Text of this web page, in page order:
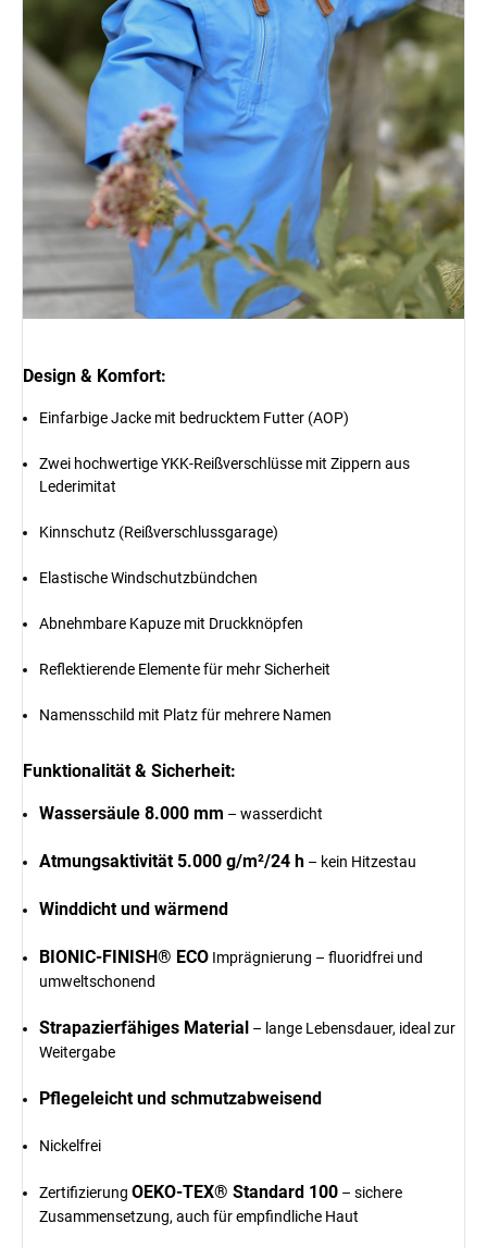
Design & Komfort:
Einfarbige Jacke mit bedrucktem Futter (AOP)
Zwei hochwertige YKK-Reißverschlüsse mit Zippern aus
Lederimitat
Kinnschutz (Reißverschlussgarage)
Elastische Windschutzbündchen
Abnehmbare Kapuze mit Druckknöpfen
Reflektierende Elemente für mehr Sicherheit
Namensschild mit Platz für mehrere Namen
Funktionalität & Sicherheit:
Wassersäule 8.000 mm – wasserdicht
Atmungsaktivität 5.000 g/m²/24 h – kein Hitzestau
Winddicht und wärmend
BIONIC-FINISH® ECO Imprägnierung – fluoridfrei und
umweltschonend
Strapazierfähiges Material – lange Lebensdauer, ideal zur
Weitergabe
Pflegeleicht und schmutzabweisend
Nickelfrei
Zertifizierung OEKO-TEX® Standard 100 – sichere
Zusammensetzung, auch für empfindliche Haut